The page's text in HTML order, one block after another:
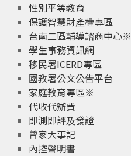
性別平等教育
保護智慧財產權專區
台南二區輔導諮商中心※
學生事務資訊網
移民署ICERD專區
國教署公文公告平台
家庭教育專區※
代收代辦費
即測即評及發證
曾家大事記
內控聲明書